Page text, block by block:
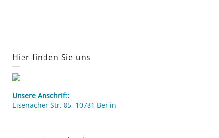
Hier finden Sie uns
Unsere Anschrift:
Eisenacher Str. 85, 10781 Berlin